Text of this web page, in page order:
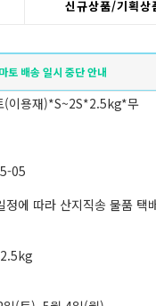
신규상품/기획상
토 배송 일시 중단 안내
(이용재)*S~2S*2.5kg*무
05
에 따라 산지직송 물품